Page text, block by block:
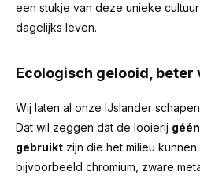
een stukje van deze unieke
dagelijks leven.
Ecologisch gelooid, beter
Wij laten al onze IJslander
Dat wil zeggen dat de looierij
gebruikt zijn die het milieu
bijvoorbeeld chromium, zware